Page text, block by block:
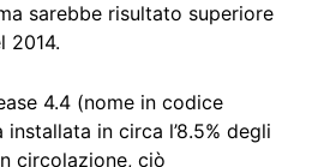
sarebbe risultato superiore
2014.
4.4 (nome in codice
installata in circa l’8.5% degli
circolazione, ciò